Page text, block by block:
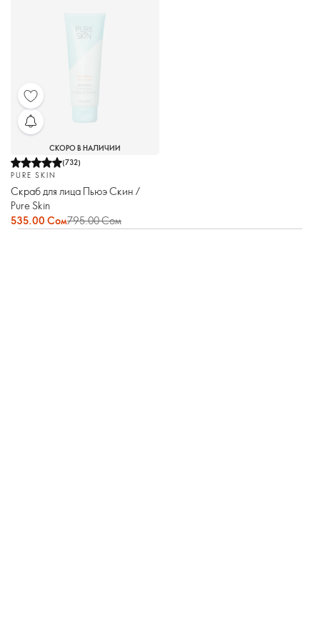
СКОРО В НАЛИЧИИ
(732)
PURE SKIN
Скраб для лица Пьюэ Скин /
Pure Skin
535.00 Сом795.00 Сом